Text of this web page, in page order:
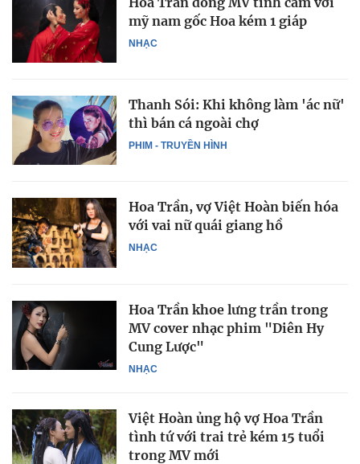
NHẠC
mỹ nam gốc Hoa kém 1 giáp
PHIM - TRUYỀN HÌNH
Thanh Sói: Khi không làm 'ác nữ'
thì bán cá ngoài chợ
NHẠC
Hoa Trần, vợ Việt Hoàn biến hóa
với vai nữ quái giang hồ
NHẠC
Hoa Trần khoe lưng trần trong
MV cover nhạc phim "Diên Hy
Cung Lược"
Việt Hoàn ủng hộ vợ Hoa Trần
tình tứ với trai trẻ kém 15 tuổi
trong MV mới